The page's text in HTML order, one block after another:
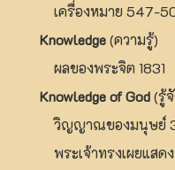
เครื่องหมาย 547-
Knowledge(ความรู้)
ผลของพระจิต 1831
Knowledge of God(รู้
วิญญาณของมนุษย์
พระเจ้าทรงเผยแส